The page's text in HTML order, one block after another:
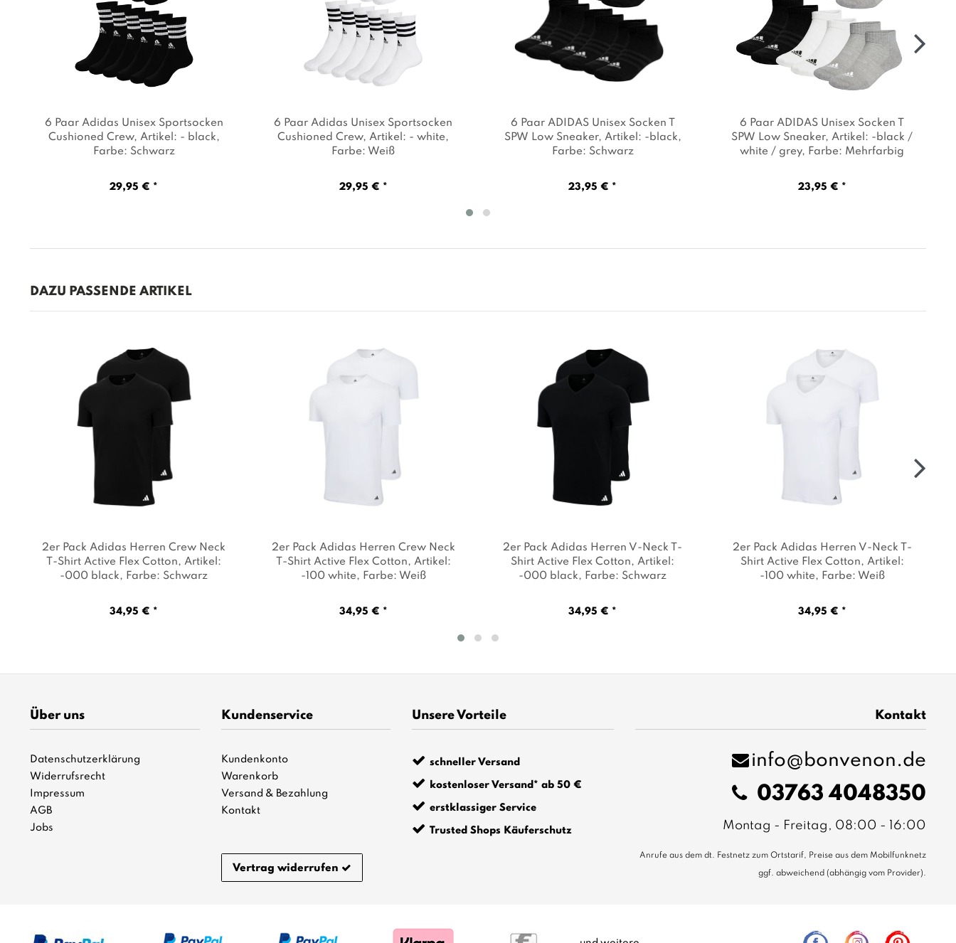
6 Paar Adidas Unisex Sportsocken
Cushioned Crew, Artikel: - black,
Farbe: Schwarz
29,95 € *
6 Paar Adidas Unisex Sportsocken
Cushioned Crew, Artikel: - white,
Farbe: Weiß
29,95 € *
6 Paar ADIDAS Unisex Socken T
SPW Low Sneaker, Artikel: -black,
Farbe: Schwarz
23,95 € *
6 Paar ADIDAS Unisex Socken T
SPW Low Sneaker, Artikel: -black /
white / grey, Farbe: Mehrfarbig
23,95 € *
DAZU PASSENDE ARTIKEL
2er Pack Adidas Herren Crew Neck
T-Shirt Active Flex Cotton, Artikel:
-000 black, Farbe: Schwarz
34,95 € *
2er Pack Adidas Herren Crew Neck
T-Shirt Active Flex Cotton, Artikel:
-100 white, Farbe: Weiß
34,95 € *
2er Pack Adidas Herren V-Neck T-
Shirt Active Flex Cotton, Artikel:
-000 black, Farbe: Schwarz
34,95 € *
2er Pack Adidas Herren V-Neck T-
Shirt Active Flex Cotton, Artikel:
-100 white, Farbe: Weiß
34,95 € *
Über uns
Datenschutzerklärung
Widerrufsrecht
Impressum
AGB
Jobs
Kundenservice
Kundenkonto
Warenkorb
Versand & Bezahlung
Kontakt
Vertrag widerrufen
Unsere Vorteile
schneller Versand
kostenloser Versand* ab 50 €
erstklassiger Service
Trusted Shops Käuferschutz
Kontakt
info@bonvenon.de
03763 4048350
Montag - Freitag, 08:00 - 16:00
Anrufe aus dem dt. Festnetz zum Ortstarif, Preise aus dem Mobilfunknetz
ggf. abweichend (abhängig vom Provider).